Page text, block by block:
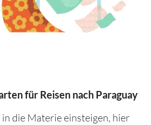
für Reisen nach Paraguay
die Materie einsteigen, hier